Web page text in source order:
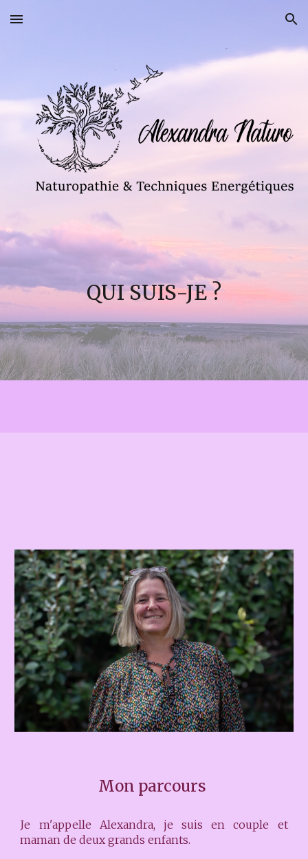
Skip to main content Skip to navigation
QUI SUIS-JE ?
Mon parcours
Je m'appelle Alexandra, je suis en couple et
maman de deux grands enfants.